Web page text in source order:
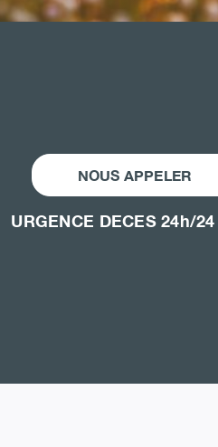
NOUS APPELER
URGENCE DECES 24h/